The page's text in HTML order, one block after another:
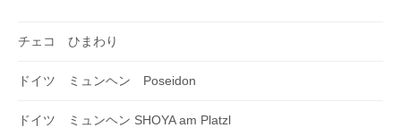
チェコ ひまわり
ドイツ ミュンヘン Poseidon
ドイツ ミュンヘン SHOYA am Platzl